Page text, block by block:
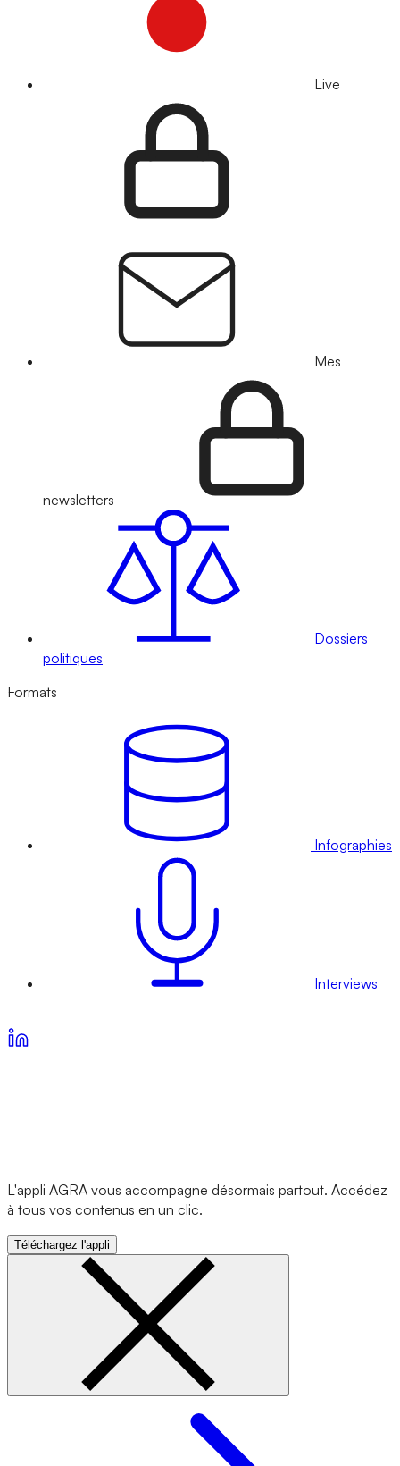
Live
Mes
newsletters
Dossiers
politiques
Formats
Infographies
Interviews
L'appli AGRA vous accompagne désormais partout. Accédez
à tous vos contenus en un clic.
Téléchargez l'appli